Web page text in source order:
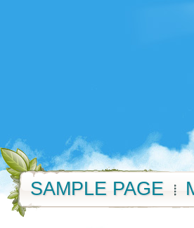
SAMPLE PAGE